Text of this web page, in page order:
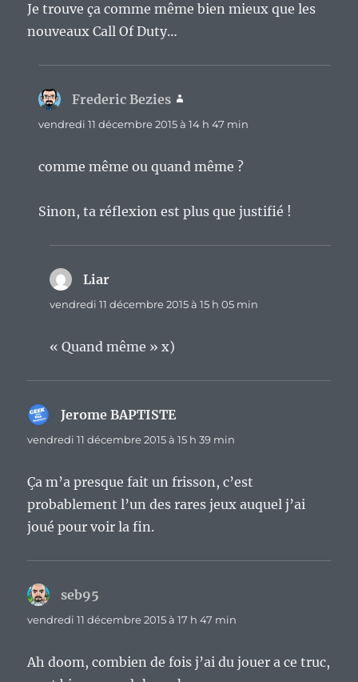
Je trouve ça comme même bien mieux que les
nouveaux Call Of Duty…
Frederic Bezies
vendredi 11 décembre 2015 à 14 h 47 min
comme même ou quand même ?
Sinon, ta réflexion est plus que justifié !
Liar
vendredi 11 décembre 2015 à 15 h 05 min
« Quand même » x)
Jerome BAPTISTEdit :
vendredi 11 décembre 2015 à 15 h 39 min
Ça m’a presque fait un frisson, c’est
probablement l’un des rares jeux auquel j’ai
joué pour voir la fin.
seb95
vendredi 11 décembre 2015 à 17 h 47 min
Ah doom, combien de fois j’ai du jouer a ce truc,